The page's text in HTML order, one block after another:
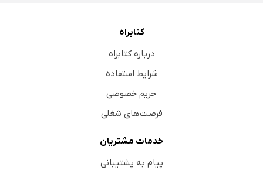
کتابراه
درباره کتابراه
شرایط استفاده
حریم خصوصی
فرصت‌های شغلی
خدمات مشتریان
پیام به پشتیبانی